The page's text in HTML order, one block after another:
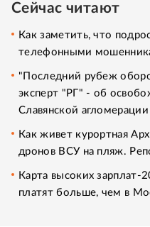
Сейчас читают
Как заметить, что
телефонными
"Последний рубеж
эксперт "РГ" - об
Славянской агломерации
Как живет курортная
дронов ВСУ на пляж.
Карта высоких зарплат-
платят больше, чем в